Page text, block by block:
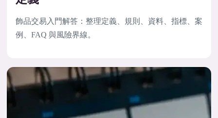
飾品交易入門解答：整理定義、規則、資料、指標、案
例、FAQ 與風險界線。